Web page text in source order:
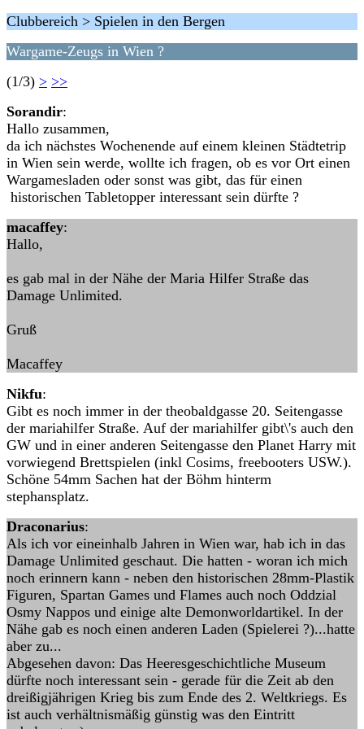
Clubbereich > Spielen in den Bergen
Wargame-Zeugs in Wien ?
(1/3) > >>
Sorandir:
Hallo zusammen,
da ich nächstes Wochenende auf einem kleinen Städtetrip
in Wien sein werde, wollte ich fragen, ob es vor Ort einen
Wargamesladen oder sonst was gibt, das für einen
historischen Tabletopper interessant sein dürfte ?
macaffey:
Hallo,
es gab mal in der Nähe der Maria Hilfer Straße das
Damage Unlimited.
Gruß
Macaffey
Nikfu:
Gibt es noch immer in der theobaldgasse 20. Seitengasse
der mariahilfer Straße. Auf der mariahilfer gibt\'s auch den
GW und in einer anderen Seitengasse den Planet Harry mit
vorwiegend Brettspielen (inkl Cosims, freebooters USW.).
Schöne 54mm Sachen hat der Böhm hinterm
stephansplatz.
Draconarius:
Als ich vor eineinhalb Jahren in Wien war, hab ich in das
Damage Unlimited geschaut. Die hatten - woran ich mich
noch erinnern kann - neben den historischen 28mm-Plastik
Figuren, Spartan Games und Flames auch noch Oddzial
Osmy Nappos und einige alte Demonworldartikel. In der
Nähe gab es noch einen anderen Laden (Spielerei ?)...hatte
aber zu...
Abgesehen davon: Das Heeresgeschichtliche Museum
dürfte noch interessant sein - gerade für die Zeit ab den
dreißigjährigen Krieg bis zum Ende des 2. Weltkriegs. Es
ist auch verhältnismäßig günstig was den Eintritt